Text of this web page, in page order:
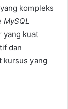
kompleks
MySQL
yang kuat
dan
kursus yang